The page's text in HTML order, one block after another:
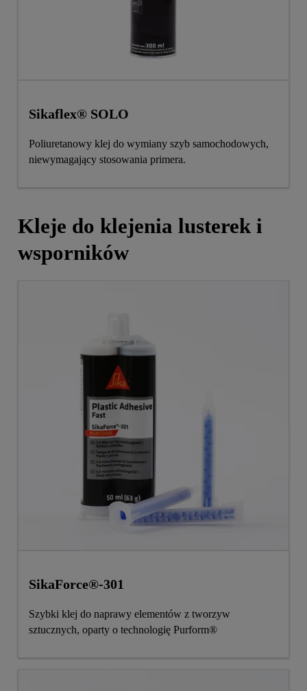
Sikaflex® SOLO
Poliuretanowy klej do wymiany szyb samochodowych,
niewymagający stosowania primera.
Kleje do klejenia lusterek i
wsporników
SikaForce®-301
Szybki klej do naprawy elementów z tworzyw
sztucznych, oparty o technologię Purform®